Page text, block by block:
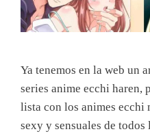
Ya tenemos en la web un
series anime ecchi haren,
lista con los animes ecchi
sexy y sensuales de